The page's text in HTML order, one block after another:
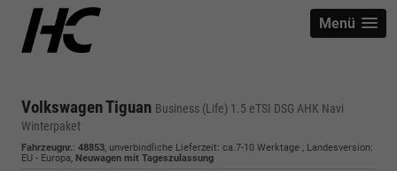
Menü
Volkswagen Tiguan Business (Life) 1.5 eTSI DSG AHK Navi
Winterpaket
Fahrzeugnr.: 48853, unverbindliche Lieferzeit: ca.7-10 Werktage , Landesversion:
EU - Europa, Neuwagen mit Tageszulassung